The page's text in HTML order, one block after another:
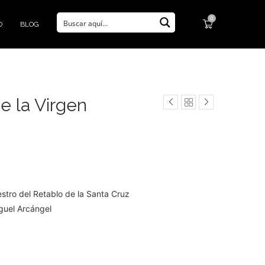
BLOG
0
la Virgen
del Retablo de la Santa Cruz
Arcángel